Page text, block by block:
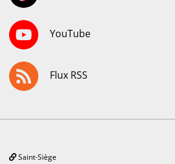
YouTube
Flux RSS
Saint-Siège